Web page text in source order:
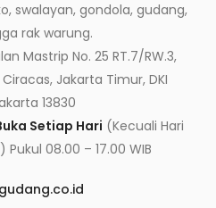
swalayan, gondola, gudang,
rak warung.
Mastrip No. 25 RT.7/RW.3,
Jakarta Timur, DKI
13830
Setiap Hari (Kecuali Hari
Pukul 08.00 – 17.00 WIB